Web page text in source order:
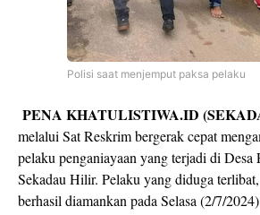
Polisi saat menjemput paksa pelaku
PENA KHATULISTIWA.ID
melalui Sat Reskrim bergerak cepat
pelaku penganiayaan yang terjadi di Desa
Sekadau Hilir. Pelaku yang diduga
berhasil diamankan pada Selasa (2/7/